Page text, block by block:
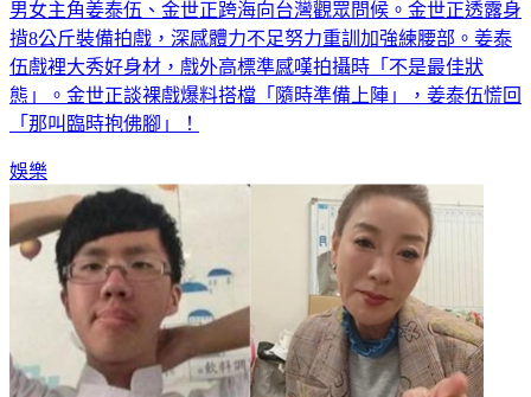
男女主角姜泰伍、金世正跨海向台灣觀眾問候。金世正透露身
揹8公斤裝備拍戲，深感體力不足努力重訓加強練腰部。姜泰
伍戲裡大秀好身材，戲外高標準感嘆拍攝時「不是最佳狀
態」。金世正談裸戲爆料搭檔「隨時準備上陣」，姜泰伍慌回
「那叫臨時抱佛腳」！
娛樂